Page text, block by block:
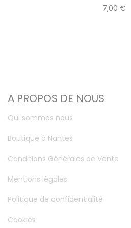
7,00 €
A PROPOS DE NOUS
Qui sommes nous
Boutique à Nantes
Conditions Générales de Vente
Mentions légales
Politique de confidentialité
Cookies